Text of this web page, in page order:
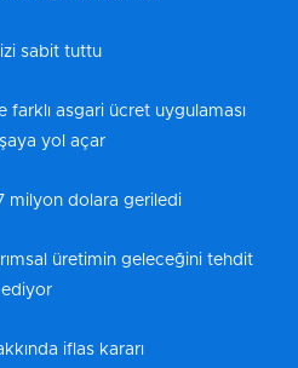
sabit tuttu
asgari ücret uygulaması
yol açar
milyon dolara geriledi
üretimin geleceğini tehdit
ediyor
iflas kararı